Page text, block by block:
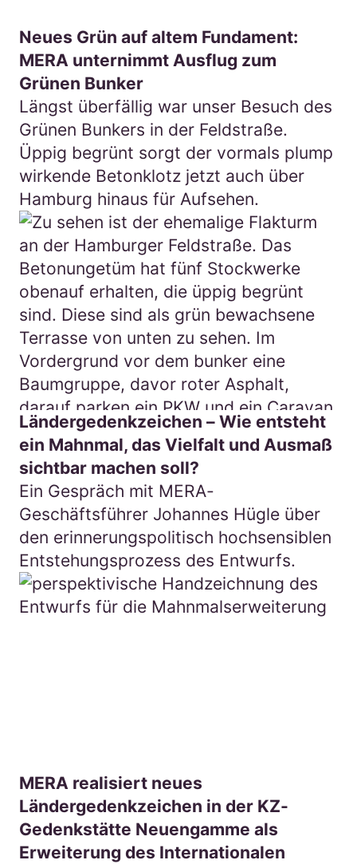
Neues Grün auf altem Fundament:
MERA unternimmt Ausflug zum
Grünen Bunker
Längst überfällig war unser Besuch des
Grünen Bunkers in der Feldstraße.
Üppig begrünt sorgt der vormals plump
wirkende Betonklotz jetzt auch über
Hamburg hinaus für Aufsehen.
Ländergedenkzeichen – Wie entsteht
ein Mahnmal, das Vielfalt und Ausmaß
sichtbar machen soll?
Ein Gespräch mit MERA-
Geschäftsführer Johannes Hügle über
den erinnerungspolitisch hochsensiblen
Entstehungsprozess des Entwurfs.
MERA realisiert neues
Ländergedenkzeichen in der KZ-
Gedenkstätte Neuengamme als
Erweiterung des Internationalen